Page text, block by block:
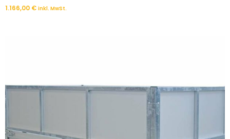
1.166,00 € inkl. MwSt.